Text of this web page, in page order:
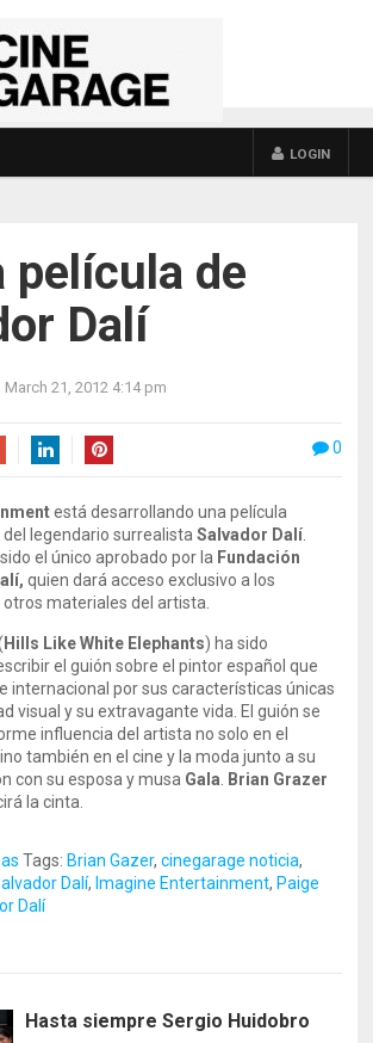
LOGIN
película de
Dalí
March 21, 2012 4:14 pm
0
está desarrollando una película
del legendario surrealistaSalvador Dalí
el único aprobado por la Fundación
quien dará acceso exclusivo a los
materiales del artista.
Hills Like White Elephants) ha sido
el guión sobre el pintor español que
internacional por sus características únicas
visual y su extravagante vida. El guión se
influencia del artista no solo en el
también en el cine y la moda junto a su
con su esposa y musa Gala
Brian Grazer
la cinta.
Tags: Brian Gazer,cinegarage noticia,
Dalí, Imagine Entertainment, Paige
Dalí
Hasta siempre Sergio Huidobro